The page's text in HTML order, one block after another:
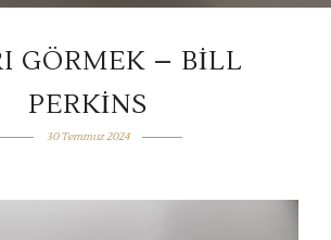
GÖRMEK – BILL
PERKINS
30 Temmuz 2024